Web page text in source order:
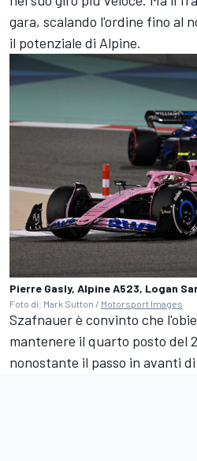
gara, scalando l'ordine fino al
il potenziale di Alpine.
Pierre Gasly, Alpine A523, Logan
Foto di: Mark Sutton / Motorsport Images
Szafnauer è convinto che
mantenere il quarto posto del
nonostante il passo in avanti